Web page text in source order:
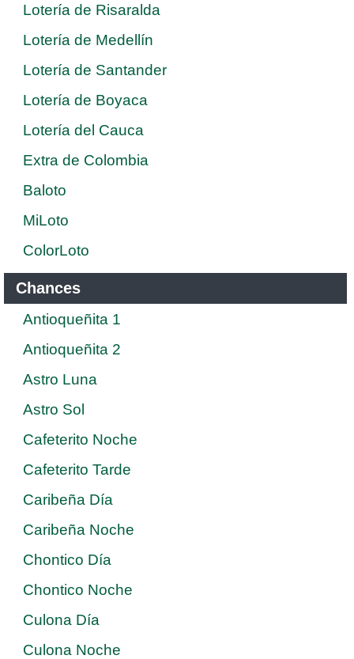
Lotería de Risaralda
Lotería de Medellín
Lotería de Santander
Lotería de Boyaca
Lotería del Cauca
Extra de Colombia
Baloto
MiLoto
ColorLoto
Chances
Antioqueñita 1
Antioqueñita 2
Astro Luna
Astro Sol
Cafeterito Noche
Cafeterito Tarde
Caribeña Día
Caribeña Noche
Chontico Día
Chontico Noche
Culona Día
Culona Noche